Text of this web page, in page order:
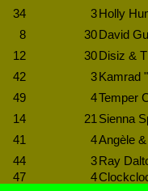
34 3 Holly
8 30 David
12 30 Disiz &
42 3 Kamrad
49 4Temper
14 21 Sienna
41 4Angèle
44 3 Ray
47 4